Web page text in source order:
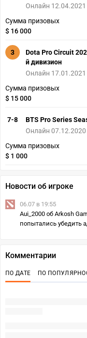
Онлайн 12.04.2021
Сумма призовых
$ 16 000
3
Dota Pro Circuit
й дивизион
Онлайн 17.01.2021
Сумма призовых
$ 15 000
7-8
BTS Pro Series
Онлайн
Сумма призовых
$ 1 000
Новости об игроке
06.07 в 19:55
Aui_2000 об Arkosh
попытались убедить
Комментарии
ПО ДАТЕ ПО